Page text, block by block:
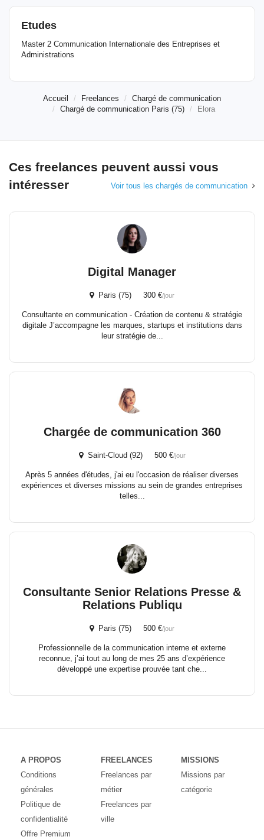
Etudes
Master 2 Communication Internationale des Entreprises et
Administrations
Accueil Freelances
Chargé de communication
Chargé de communication Paris (75)
Elora
Ces freelances peuvent aussi vous
intéresser
Voir tous les chargés de communication
Digital Manager
Paris (75) 300 €/jour
Consultante en communication - Création de contenu & stratégie
digitale J’accompagne les marques, startups et institutions dans
leur stratégie de...
Chargée de communication 360
Saint-Cloud (92) 500 €/jour
Après 5 années d'études, j'ai eu l'occasion de réaliser diverses
expériences et diverses missions au sein de grandes entreprises
telles...
Consultante Senior Relations Presse &
Relations Publiqu
Paris (75) 500 €/jour
Professionnelle de la communication interne et externe
reconnue, j’ai tout au long de mes 25 ans d’expérience
développé une expertise prouvée tant che...
A PROPOS
Conditions
générales
Politique de
confidentialité
Offre Premium
FREELANCES
Freelances par
métier
Freelances par
ville
MISSIONS
Missions par
catégorie